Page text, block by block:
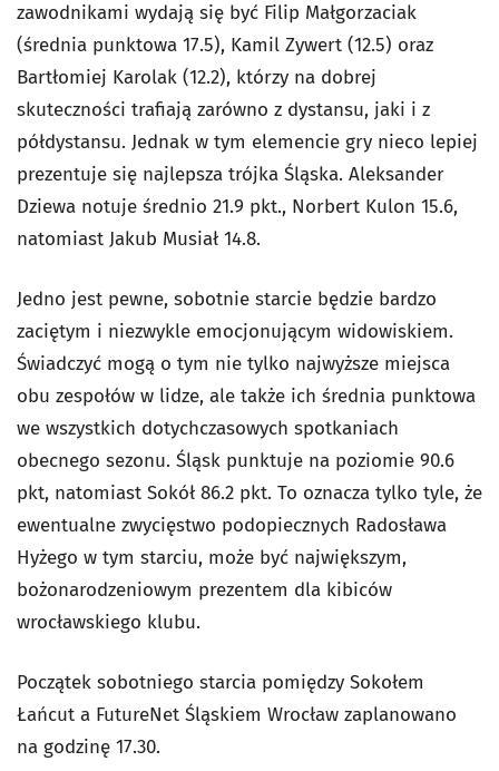
zawodnikami wydają się być Filip Małgorzaciak
(średnia punktowa 17.5), Kamil Zywert (12.5) oraz
Bartłomiej Karolak (12.2), którzy na dobrej
skuteczności trafiają zarówno z dystansu, jaki i z
półdystansu. Jednak w tym elemencie gry nieco lepiej
prezentuje się najlepsza trójka Śląska. Aleksander
Dziewa notuje średnio 21.9 pkt., Norbert Kulon 15.6,
natomiast Jakub Musiał 14.8.
Jedno jest pewne, sobotnie starcie będzie bardzo
zaciętym i niezwykle emocjonującym widowiskiem.
Świadczyć mogą o tym nie tylko najwyższe miejsca
obu zespołów w lidze, ale także ich średnia punktowa
we wszystkich dotychczasowych spotkaniach
obecnego sezonu. Śląsk punktuje na poziomie 90.6
pkt, natomiast Sokół 86.2 pkt. To oznacza tylko tyle, że
ewentualne zwycięstwo podopiecznych Radosława
Hyżego w tym starciu, może być największym,
bożonarodzeniowym prezentem dla kibiców
wrocławskiego klubu.
Początek sobotniego starcia pomiędzy Sokołem
Łańcut a FutureNet Śląskiem Wrocław zaplanowano
na godzinę 17.30.